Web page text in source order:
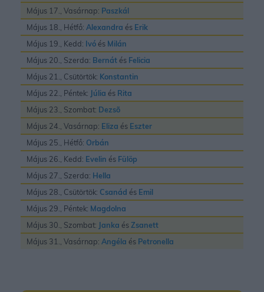
Május 17., Vasárnap: Paszkál
Május 18., Hétfő: Alexandra és Erik
Május 19., Kedd: Ivó és Milán
Május 20., Szerda: Bernát és Felicia
Május 21., Csütörtök: Konstantin
Május 22., Péntek: Júlia és Rita
Május 23., Szombat: Dezsõ
Május 24., Vasárnap: Eliza és Eszter
Május 25., Hétfő: Orbán
Május 26., Kedd: Evelin és Fülöp
Május 27., Szerda: Hella
Május 28., Csütörtök: Csanád és Emil
Május 29., Péntek: Magdolna
Május 30., Szombat: Janka ésZsanett
Május 31., Vasárnap: Angéla és Petronella